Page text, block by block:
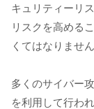
キュリティーリ
リスクを高める
くてはなりません
多くのサイバー
を利用して行わ